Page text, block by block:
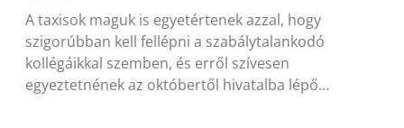
A taxisok maguk is egyetértenek azzal, hogy
szigorúbban kell fellépni a szabálytalankodó
kollégáikkal szemben, és erről szívesen
egyeztetnének az októbertől hivatalba lépő…